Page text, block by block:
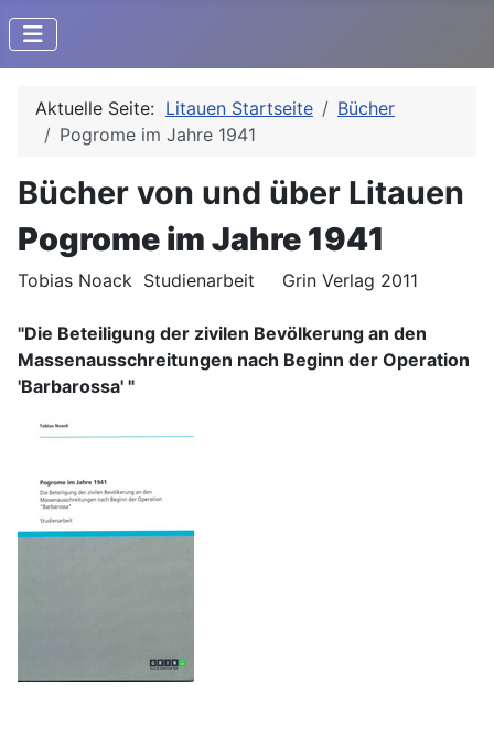
Aktuelle Seite: Litauen Startseite
Bücher
Pogrome im Jahre 1941
Bücher von und über Litauen
Pogrome im Jahre 1941
Tobias Noack Studienarbeit Grin Verlag 2011
"Die Beteiligung der zivilen Bevölkerung an den
Massenausschreitungen nach Beginn der Operation
'Barbarossa' "